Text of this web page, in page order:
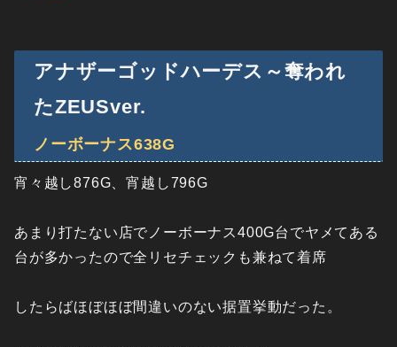
アナザーゴッドハーデス～奪われ
たZEUSver.
ノーボーナス638G
宵々越し876G、宵越し796G
あまり打たない店でノーボーナス400G台でヤメてある
台が多かったので全リセチェックも兼ねて着席
したらばほぼほぼ間違いのない据置挙動だった。